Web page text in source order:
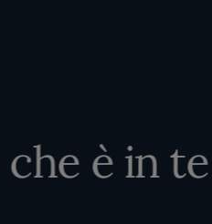
è in te